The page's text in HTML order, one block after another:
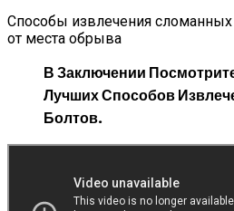
Способы извлечения
от места обрыва
В Заключении
Лучших Способов
Болтов.